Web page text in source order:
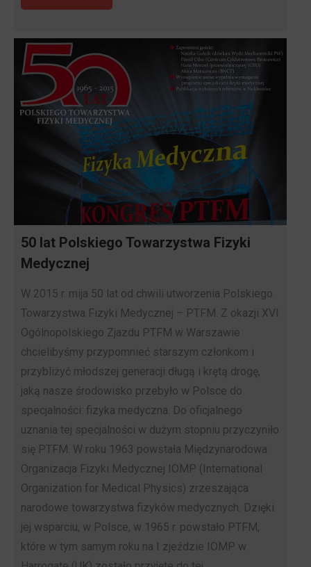
50 lat Polskiego Towarzystwa Fizyki
Medycznej
W 2015 r. mija 50 lat od chwili utworzenia Polskiego
Towarzystwa Fizyki Medycznej – PTFM. Z okazji XVI
Ogólnopolskiego Zjazdu PTFM w Warszawie
chcielibyśmy przypomnieć starszym członkom i
przybliżyć młodszej generacji długą i krętą drogę,
jaką nasze środowisko przebyło w Polsce do
specjalności: fizyka medyczna. Do oficjalnego
uznania tej specjalności w dużym stopniu przyczyniło
się PTFM. W roku 1963 powstała Międzynarodowa
Organizacja Fizyki Medycznej IOMP (International
Organization for Medical Physics) zrzeszająca
narodowe towarzystwa fizyków medycznych. Dzięki
jej wsparciu, w Polsce, w 1965 r. powstało PTFM,
które w tym samym roku na I zjeździe IOMP w